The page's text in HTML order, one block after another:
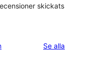
skickats
Se alla